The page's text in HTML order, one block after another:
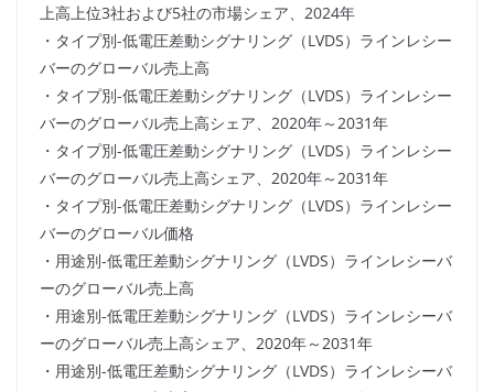
上高上位3社および5社の市場シェア、2024年
・タイプ別-低電圧差動シグナリング（LVDS）ラインレシー
バーのグローバル売上高
・タイプ別-低電圧差動シグナリング（LVDS）ラインレシー
バーのグローバル売上高シェア、2020年～2031年
・タイプ別-低電圧差動シグナリング（LVDS）ラインレシー
バーのグローバル売上高シェア、2020年～2031年
・タイプ別-低電圧差動シグナリング（LVDS）ラインレシー
バーのグローバル価格
・用途別-低電圧差動シグナリング（LVDS）ラインレシーバ
ーのグローバル売上高
・用途別-低電圧差動シグナリング（LVDS）ラインレシーバ
ーのグローバル売上高シェア、2020年～2031年
・用途別-低電圧差動シグナリング（LVDS）ラインレシーバ